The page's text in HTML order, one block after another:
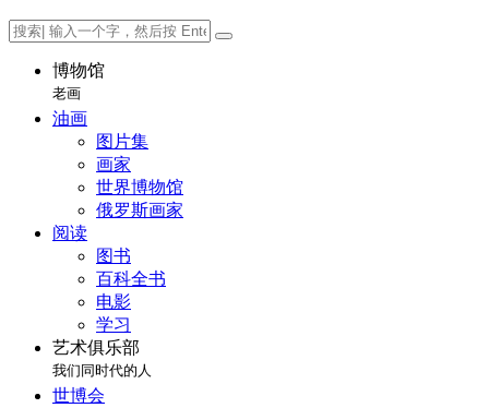
博物馆
老画
油画
图片集
画家
世界博物馆
俄罗斯画家
阅读
图书
百科全书
电影
学习
艺术俱乐部
我们同时代的人
世博会